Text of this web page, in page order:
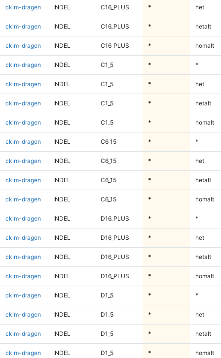
ckim-dragen INDEL C16_PLUS * het
ckim-dragen INDEL C16_PLUS * hetalt
ckim-dragen INDEL C16_PLUS * homalt
ckim-dragen INDEL C1_5 * *
ckim-dragen INDEL C1_5 * het
ckim-dragen INDEL C1_5 * hetalt
ckim-dragen INDEL C1_5 * homalt
ckim-dragen INDEL C6_15 * *
ckim-dragen INDEL C6_15 * het
ckim-dragen INDEL C6_15 * hetalt
ckim-dragen INDEL C6_15 * homalt
ckim-dragen INDEL D16_PLUS * *
ckim-dragen INDEL D16_PLUS * het
ckim-dragen INDEL D16_PLUS * hetalt
ckim-dragen INDEL D16_PLUS * homalt
ckim-dragen INDEL D1_5 * *
ckim-dragen INDEL D1_5 * het
ckim-dragen INDEL D1_5 * hetalt
ckim-dragen INDEL D1_5 * homalt